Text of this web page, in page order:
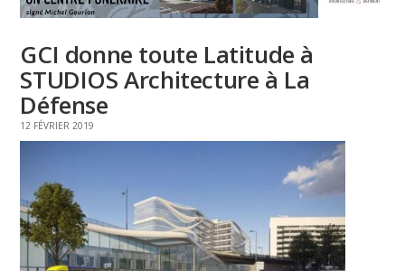
GCI donne toute Latitude à
STUDIOS Architecture à La
Défense
12 FÉVRIER 2019